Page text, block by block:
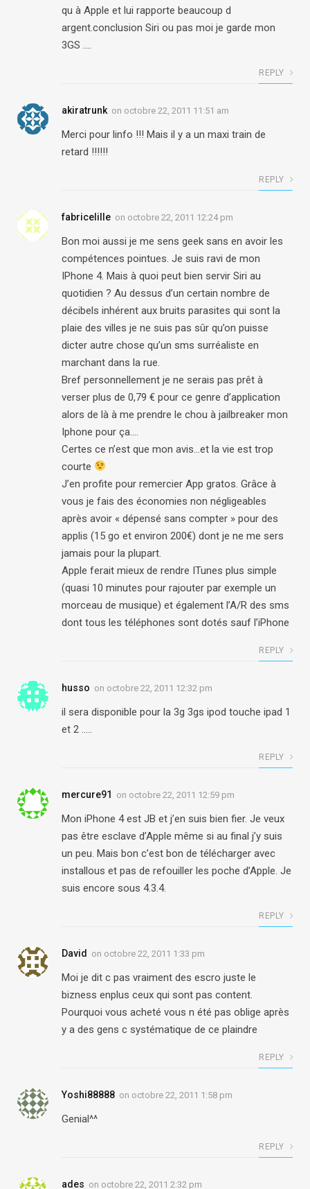
qu à Apple et lui rapporte beaucoup d
argent.conclusion Siri ou pas moi je garde mon
3GS ….
REPLY
akiratrunk on octobre 22, 2011 11:51 am
Merci pour linfo !!! Mais il y a un maxi train de
retard !!!!!!
REPLY
fabricelille on octobre 22, 2011 12:24 pm
Bon moi aussi je me sens geek sans en avoir les
compétences pointues. Je suis ravi de mon
IPhone 4. Mais à quoi peut bien servir Siri au
quotidien ? Au dessus d’un certain nombre de
décibels inhérent aux bruits parasites qui sont la
plaie des villes je ne suis pas sûr qu’on puisse
dicter autre chose qu’un sms surréaliste en
marchant dans la rue.
Bref personnellement je ne serais pas prêt à
verser plus de 0,79 € pour ce genre d’application
alors de là à me prendre le chou à jailbreaker mon
Iphone pour ça….
Certes ce n’est que mon avis…et la vie est trop
courte
J’en profite pour remercier App gratos. Grâce à
vous je fais des économies non négligeables
après avoir « dépensé sans compter » pour des
applis (15 go et environ 200€) dont je ne me sers
jamais pour la plupart.
Apple ferait mieux de rendre ITunes plus simple
(quasi 10 minutes pour rajouter par exemple un
morceau de musique) et également l’A/R des sms
dont tous les téléphones sont dotés sauf l’iPhone
REPLY
husso on octobre 22, 2011 12:32 pm
il sera disponible pour la 3g 3gs ipod touche ipad 1
et 2 …..
REPLY
mercure91 on octobre 22, 2011 12:59 pm
Mon iPhone 4 est JB et j’en suis bien fier. Je veux
pas être esclave d’Apple même si au final j’y suis
un peu. Mais bon c’est bon de télécharger avec
installous et pas de refouiller les poche d’Apple. Je
suis encore sous 4.3.4.
REPLY
David on octobre 22, 2011 1:33 pm
Moi je dit c pas vraiment des escro juste le
bizness enplus ceux qui sont pas content.
Pourquoi vous acheté vous n été pas oblige après
y a des gens c systématique de ce plaindre
REPLY
Yoshi88888 on octobre 22, 2011 1:58 pm
Genial^^
REPLY
ades on octobre 22, 2011 2:32 pm